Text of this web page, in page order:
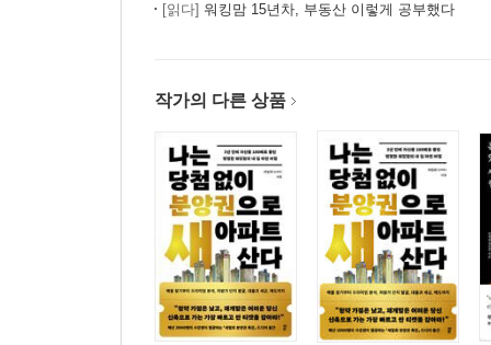
[읽다] 워킹맘 15년차, 부동산 이렇게 공부했다
작가의 다른 상품